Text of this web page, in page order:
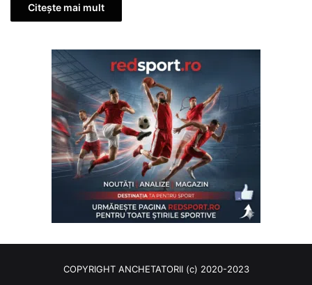
Citește mai mult
COPYRIGHT ANCHETATORII (c) 2020-2023